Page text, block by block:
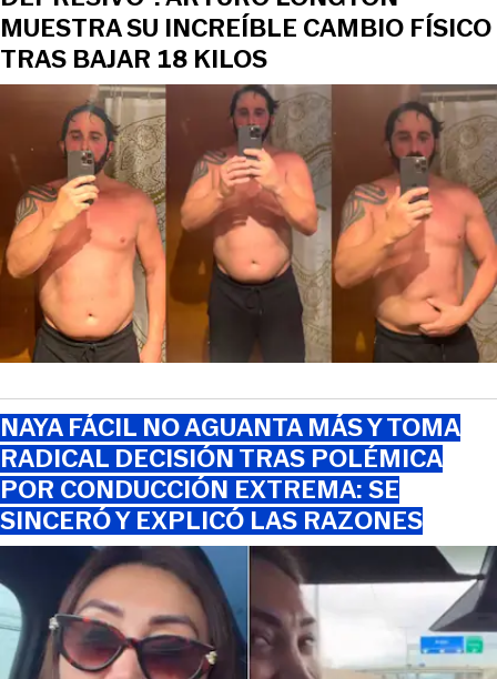
MUESTRA SU INCREÍBLE CAMBIO FÍSICO
TRAS BAJAR 18 KILOS
NAYA FÁCIL NO AGUANTA MÁS Y TOMA
RADICAL DECISIÓN TRAS POLÉMICA
POR CONDUCCIÓN EXTREMA: SE
SINCERÓ Y EXPLICÓ LAS RAZONES